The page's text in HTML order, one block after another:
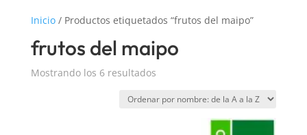
Inicio/ Productos etiquetados “frutos del maipo”
frutos del maipo
Mostrando los 6 resultados